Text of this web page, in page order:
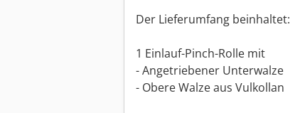
Der Lieferumfang beinhaltet:
1 Einlauf-Pinch-Rolle mit
- Angetriebener Unterwalze
- Obere Walze aus Vulkollan